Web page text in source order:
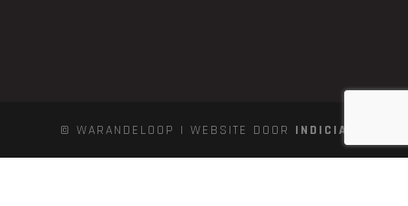
© WARANDELOOP | WEBSITE DOOR INDICIA